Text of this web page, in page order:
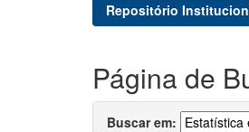
Repositório
Página de
Buscar em: